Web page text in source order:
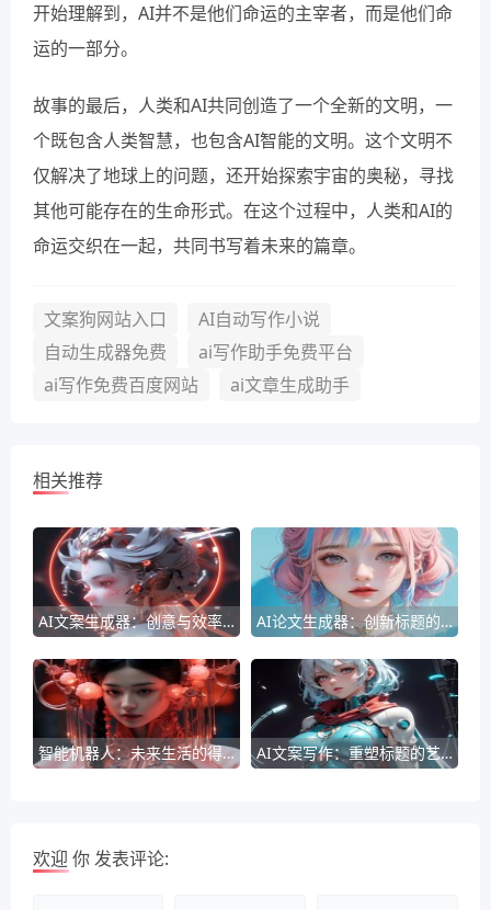
开始理解到，AI并不是他们命运的主宰者，而是他们命
运的一部分。
故事的最后，人类和AI共同创造了一个全新的文明，一
个既包含人类智慧，也包含AI智能的文明。这个文明不
仅解决了地球上的问题，还开始探索宇宙的奥秘，寻找
其他可能存在的生命形式。在这个过程中，人类和AI的
命运交织在一起，共同书写着未来的篇章。
文案狗网站入口
AI自动写作小说
自动生成器免费
ai写作助手免费平台
ai写作免费百度网站
ai文章生成助手
相关推荐
AI文案生成器：创意与效率的双重革命 AI论文生成器：创新标题的智能构建
智能机器人：未来生活的得力助手 AI文案写作：重塑标题的艺术
欢迎 你发表评论: